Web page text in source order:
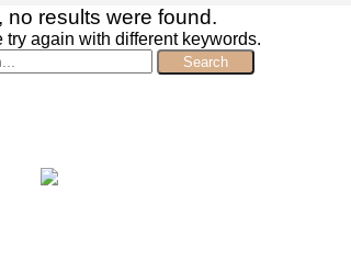
no results were found.
try again with different keywords.
Search